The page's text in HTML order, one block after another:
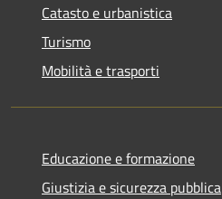
Catasto e urbanistica
Turismo
Mobilità e trasporti
Educazione e formazione
Giustizia e sicurezza pubblica